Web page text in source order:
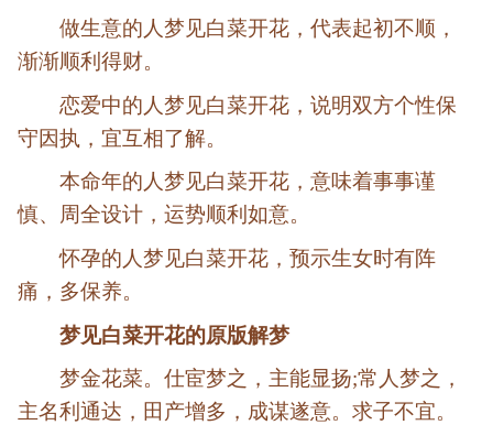
做生意的人梦见白菜开花，代表起初不顺，
渐渐顺利得财。
恋爱中的人梦见白菜开花，说明双方个性保
守因执，宜互相了解。
本命年的人梦见白菜开花，意味着事事谨
慎、周全设计，运势顺利如意。
怀孕的人梦见白菜开花，预示生女时有阵
痛，多保养。
梦见白菜开花的原版解梦
梦金花菜。仕宦梦之，主能显扬;常人梦之，
主名利通达，田产增多，成谋遂意。求子不宜。